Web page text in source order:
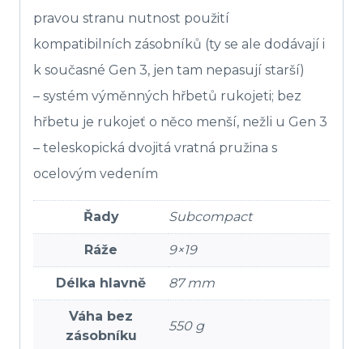
pravou stranu nutnost použití
kompatibilních zásobníků (ty se ale dodávají i
k současné Gen 3, jen tam nepasují starší)
– systém výměnných hřbetů rukojeti; bez
hřbetu je rukojeť o něco menší, nežli u Gen 3
– teleskopická dvojitá vratná pružina s
ocelovým vedením
Řady Subcompact
Ráže 9×19
Délka hlavně 87 mm
Váha bez
zásobníku
550 g